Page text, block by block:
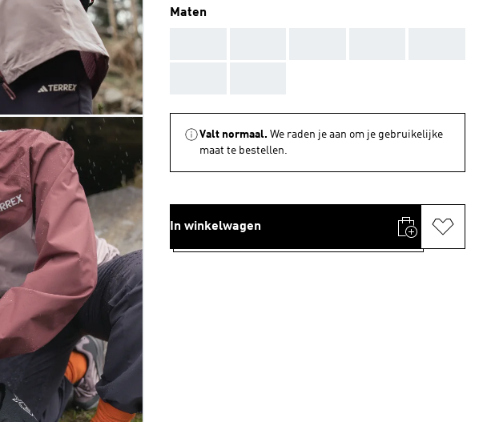
Maten
Valt normaal. We raden je aan om je gebruikelijke
maat te bestellen.
In winkelwagen